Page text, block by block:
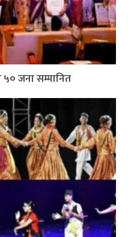
५० जना सम्मानित